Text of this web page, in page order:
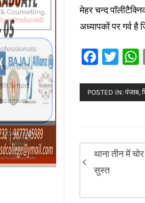
मेहर चन्द
अध्यापकों पर गर्व है
POSTED IN:पंजाब,
Post
navigation
थाना तीन में
सुस्त